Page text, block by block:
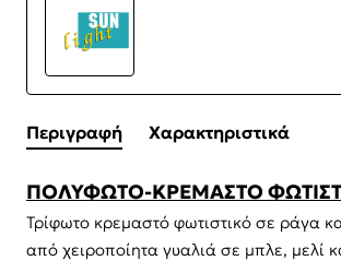
Περιγραφή Χαρακτηριστικά
ΠΟΛΥΦΩΤΟ-ΚΡΕΜΑΣΤΟ
Τρίφωτο κρεμαστό φωτιστικό σε ράγα
από χειροποίητα γυαλιά σε μπλε, μελί